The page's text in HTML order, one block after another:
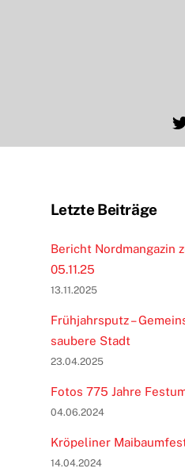
Letzte Beiträge
Bericht Nordmangazin
05.11.25
13.11.2025
Frühjahrsputz –
saubere Stadt
23.04.2025
Fotos 775 Jahre
04.06.2024
Kröpeliner
14.04.2024